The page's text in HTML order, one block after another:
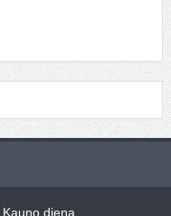
Kauno diena